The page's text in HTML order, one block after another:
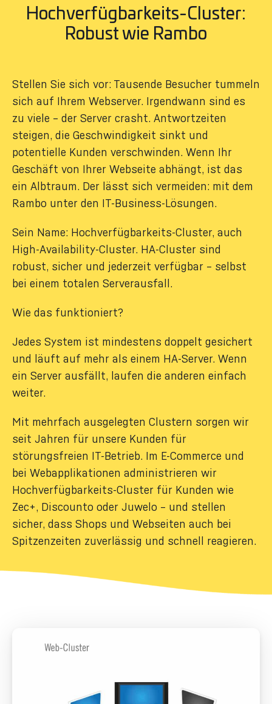
Hochverfügbarkeits-Cluster:
Robust wie Rambo
Stellen Sie sich vor: Tausende Besucher tummeln
sich auf Ihrem Webserver. Irgendwann sind es
zu viele – der Server crasht. Antwortzeiten
steigen, die Geschwindigkeit sinkt und
potentielle Kunden verschwinden. Wenn Ihr
Geschäft von Ihrer Webseite abhängt, ist das
ein Albtraum. Der lässt sich vermeiden: mit dem
Rambo unter den IT-Business-Lösungen.
Sein Name: Hochverfügbarkeits-Cluster, auch
High-Availability-Cluster. HA-Cluster sind
robust, sicher und jederzeit verfügbar – selbst
bei einem totalen Serverausfall.
Wie das funktioniert?
Jedes System ist mindestens doppelt gesichert
und läuft auf mehr als einem HA-Server. Wenn
ein Server ausfällt, laufen die anderen einfach
weiter.
Mit mehrfach ausgelegten Clustern sorgen wir
seit Jahren für unsere Kunden für
störungsfreien IT-Betrieb. Im E-Commerce und
bei Webapplikationen administrieren wir
Hochverfügbarkeits-Cluster für Kunden wie
Zec+, Discounto oder Juwelo – und stellen
sicher, dass Shops und Webseiten auch bei
Spitzenzeiten zuverlässig und schnell reagieren.